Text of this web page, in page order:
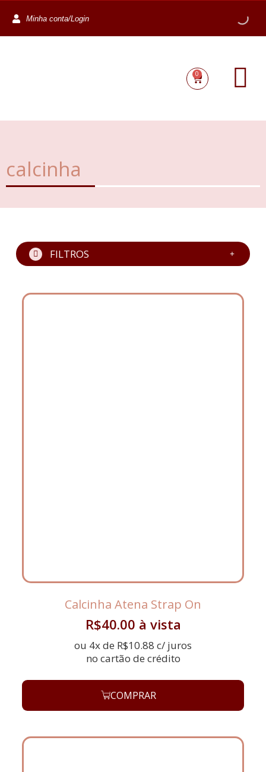
Minha conta/Login
0
calcinha
FILTROS
Calcinha Atena Strap On
R$40.00 à vista
ou 4x de R$10.88 c/ juros
no cartão de crédito
COMPRAR